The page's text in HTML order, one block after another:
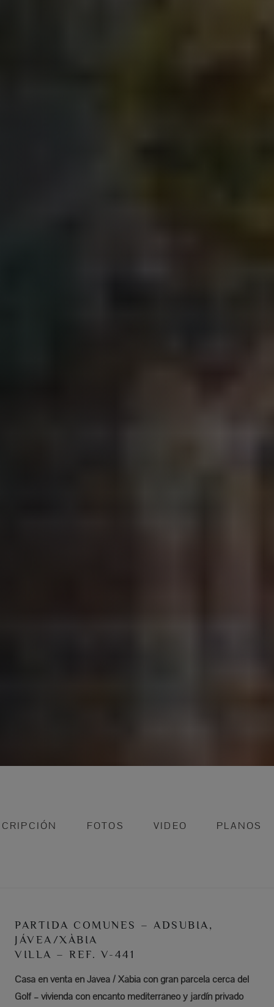
FOTOS VIDEO PLANOS
PARTIDA COMUNES – ADSUBIA,
JÁVEA/XÀBIA
VILLA – REF. V-441
Casa en venta en Jávea / Xàbia con gran parcela cerca del
Golf – vivienda con encanto mediterráneo y jardín privado